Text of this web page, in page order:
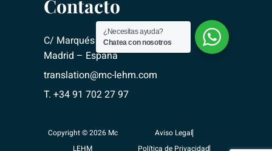
Contacto
C/ Marqués del Riscal, 2 – 28010
Madrid – España
translation@mc-lehm.com
T. +34 91 702 27 97
Copyright © 2026 Mc
LEHM
Aviso Legal
Política de Privacidad
¿Necesitas ayuda?
Chatea con nosotros